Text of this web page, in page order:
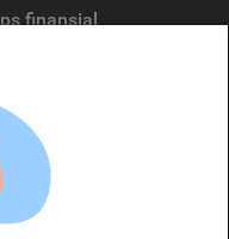
finansial
keuangan yang terdaftar di
jasa keuangan yang
layanan jasa keuangan yang
jawab atas tuntutan